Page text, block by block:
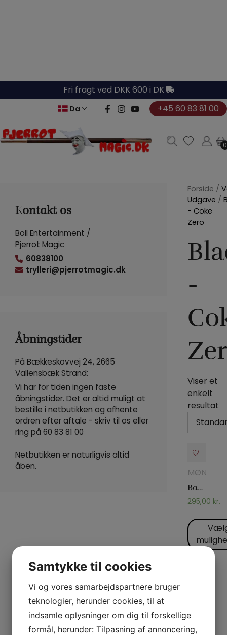
Fri fragt ved DKK 600 i DK
Da +45 60 83 81 00
0
0
Forside /
Udgave /
- Coke
Zero
-
Viser et
enkelt
resultat
Banked by Taiwan Ben
295,00 kr.
Kontakt os
Boll Entertainment /
Pjerrot Magic
60838100
trylleri@pjerrotmagic.dk
Åbningstider
På Bækkeskovvej 24, 2665
Vallensbæk Strand:
Vi har for tiden ingen faste
åbningstider. Det er altid muligt at
bestille i netbutikken og afhente
ordren efter aftale - skriv til os eller
ring på 60 83 81 00
Netbutikken er naturligvis altid
åben.
Samtykke til cookies
Vi og vores samarbejdspartnere bruger
teknologier, herunder cookies, til at
indsamle oplysninger om dig til forskellige
formål, herunder: Tilpasning af annoncering,